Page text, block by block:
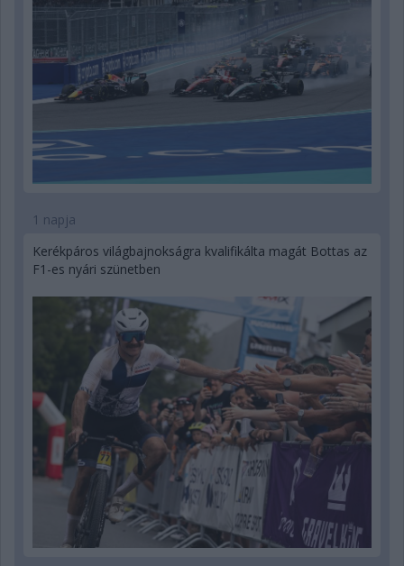
1 napja
Kerékpáros világbajnokságra kvalifikálta magát Bottas az
F1-es nyári szünetben